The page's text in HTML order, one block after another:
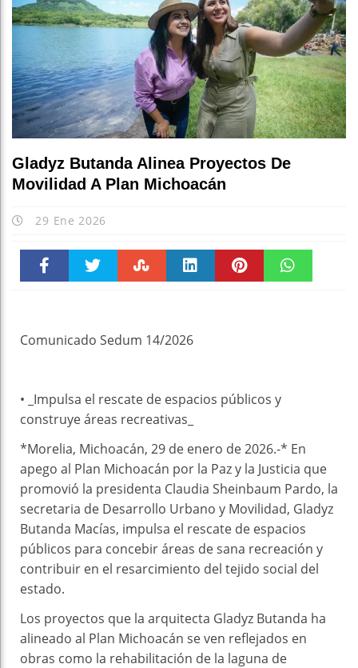
Gladyz Butanda Alinea Proyectos De
Movilidad A Plan Michoacán
29 Ene 2026
Comunicado Sedum 14/2026
• _⁠Impulsa el rescate de espacios públicos y
construye áreas recreativas_
*Morelia, Michoacán, 29 de enero de 2026.-* En
apego al Plan Michoacán por la Paz y la Justicia que
promovió la presidenta Claudia Sheinbaum Pardo, la
secretaria de Desarrollo Urbano y Movilidad, Gladyz
Butanda Macías, impulsa el rescate de espacios
públicos para concebir áreas de sana recreación y
contribuir en el resarcimiento del tejido social del
estado.
Los proyectos que la arquitecta Gladyz Butanda ha
alineado al Plan Michoacán se ven reflejados en
obras como la rehabilitación de la laguna de